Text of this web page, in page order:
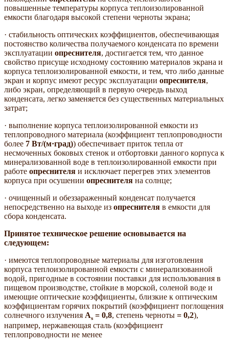
повышенные температуры корпуса теплоизолированной
емкости благодаря высокой степени черноты экрана;
· стабильность оптических коэффициентов, обеспечивающая
постоянство количества получаемого конденсата по времени
эксплуатации опреснителя, достигается тем, что данное
свойство присуще исходному состоянию материалов экрана и
корпуса теплоизолированной емкости, и тем, что либо данные
экран и корпус имеют ресурс эксплуатации опреснителя,
либо экран, определяющий в первую очередь выход
конденсата, легко заменяется без существенных материальных
затрат;
· выполнение корпуса теплоизолированной емкости из
теплопроводного материала (коэффициент теплопроводности
более 7 Вт/(м·град)) обеспечивает приток тепла от
несмоченных боковых стенок и отбортовки данного корпуса к
минерализованной воде в теплоизолированной емкости при
работе опреснителя и исключает перегрев этих элементов
корпуса при осушении опреснителя на солнце;
· очищенный и обеззараженный конденсат получается
непосредственно на выходе из опреснителя в емкости для
сбора конденсата.
Принятое техническое решение основывается на
следующем:
· имеются теплопроводные материалы для изготовления
корпуса теплоизолированной емкости с минерализованной
водой, пригодные в состоянии поставки для использования в
пищевом производстве, стойкие в морской, соленой воде и
имеющие оптические коэффициенты, близкие к оптическим
коэффициентам горячих покрытий (коэффициент поглощения
солнечного излучения As = 0,8, степень черноты = 0,2),
например, нержавеющая сталь (коэффициент
теплопроводности не менее